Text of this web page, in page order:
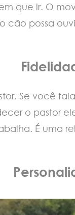
que ir. O
cão possa
Se você
o pastor
É uma